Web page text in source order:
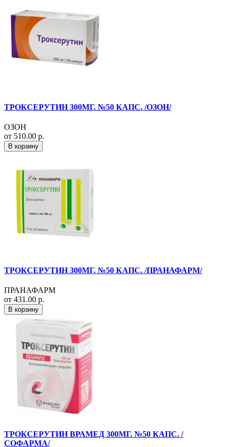
ТРОКСЕРУТИН 300МГ. №50 КАПС. /ОЗОН/
ОЗОН
от 510.00 р.
В корзину
ТРОКСЕРУТИН 300МГ. №50 КАПС. /ПРАНАФАРМ/
ПРАНАФАРМ
от 431.00 р.
В корзину
ТРОКСЕРУТИН ВРАМЕД 300МГ. №50 КАПС. /
СОФАРМА/